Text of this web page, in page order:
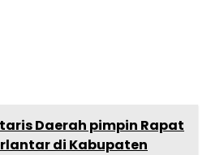
Daerah pimpin Rapat
di Kabupaten